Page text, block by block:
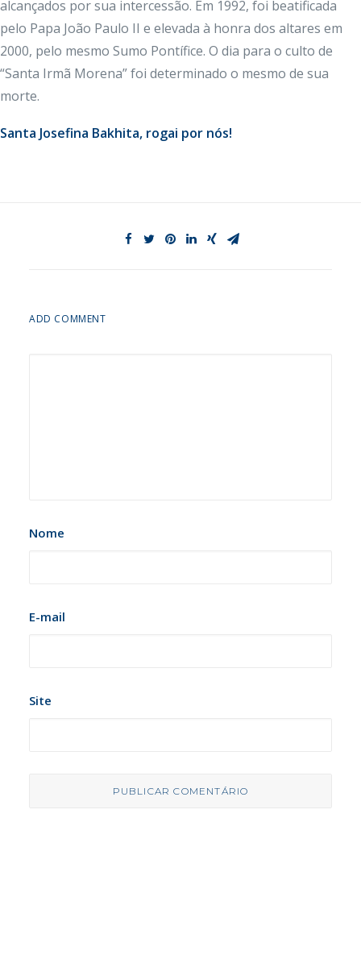
alcançados por sua intercessão. Em 1992, foi beatificada
pelo Papa João Paulo II e elevada à honra dos altares em
2000, pelo mesmo Sumo Pontífice. O dia para o culto de
“Santa Irmã Morena” foi determinado o mesmo de sua
morte.
Santa Josefina Bakhita, rogai por nós!
ADD COMMENT
Nome
E-mail
Site